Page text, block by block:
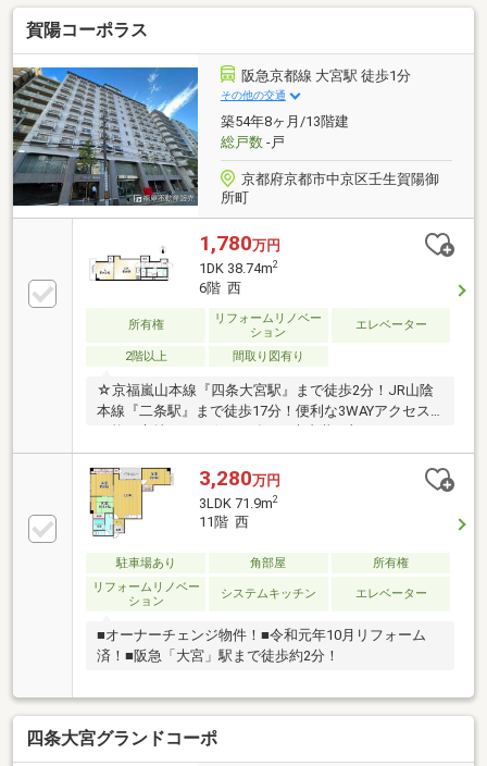
０階建１０階部分南向きバルコニーのお部屋・「京都
タワー」や「東寺」が望めます♪・日当たり、通風、
眺望良好！・各洋室にも窓があるので明るく開放的で
す♪■お子様の通学にも安心！・朱雀第七小学校まで徒
歩４分・朱雀中学校まで徒歩７分■内覧のご予約受付
中です！・本物件に関するお問い合わせは フジハウ
スまでお気軽にお問合せください！ フリーダイヤル
⇒０１２０-１２９-７８９
賀陽コーポラス
阪急京都線 大宮駅 徒歩1分
その他の交通
築54年8ヶ月/13階建
総戸数-戸
京都府京都市中京区壬生賀陽御
所町
1,780万円
1DK 38.74m2
6階 西
所有権
リフォームリノベー
ション
エレベーター
2階以上 間取り図有り
☆京福嵐山本線『四条大宮駅』まで徒歩2分！JR山陰
本線『二条駅』まで徒歩17分！便利な3WAYアクセス
可能な立地です！☆2026年3月末内装一部リフォーム
完了済！☆2026年7月末リフォーム完了予定！☆周辺
お買い物施設充実しています！≪近隣のお買い物施設
≫●ファミリーマート四条大宮店・・・85ｍ●スギ薬局
四条大宮店・・・103ｍ●ローソン四条大宮店・・・
147ｍ●ライフ四条大宮店・・・195ｍ●セブンイレブン
京都大宮後隠通店・・・207ｍ●ドラッグユタカ四条大
3,280万円
3LDK 71.9m2
11階 西
駐車場あり 角部屋
所有権
リフォームリノベー
ション
システムキッチン エレベーター
■オーナーチェンジ物件！■令和元年10月リフォーム
済！■阪急「大宮」駅まで徒歩約2分！
四条大宮グランドコーポ